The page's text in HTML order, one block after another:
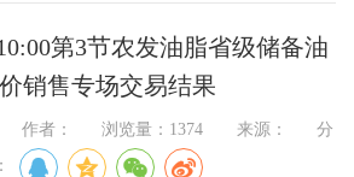
第3节农发油脂省级储备油
销售专场交易结果
13 作者： 浏览量：1374 来源： 分